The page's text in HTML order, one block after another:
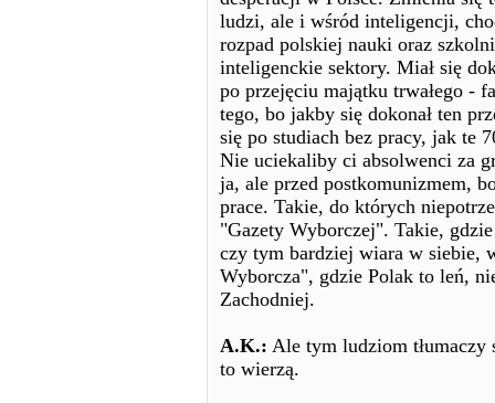
ludzi, ale i wśród inteligencji,
rozpad polskiej nauki oraz
inteligenckie sektory. Miał się
po przejęciu majątku trwałego -
tego, bo jakby się dokonał ten
się po studiach bez pracy, jak te
Nie uciekaliby ci absolwenci za
ja, ale przed postkomunizmem,
prace. Takie, do których
"Gazety Wyborczej". Takie,
czy tym bardziej wiara w siebie,
Wyborcza", gdzie Polak to leń,
Zachodniej.
A.K.: Ale tym ludziom
to wierzą.